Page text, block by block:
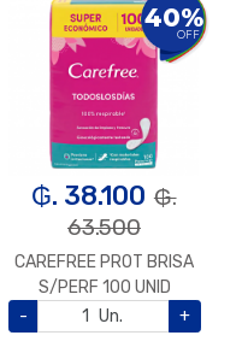
40%
OFF
₲. 38.100 ₲.
63.500
CAREFREE PROT BRISA
S/PERF 100 UNID
-
Un. +